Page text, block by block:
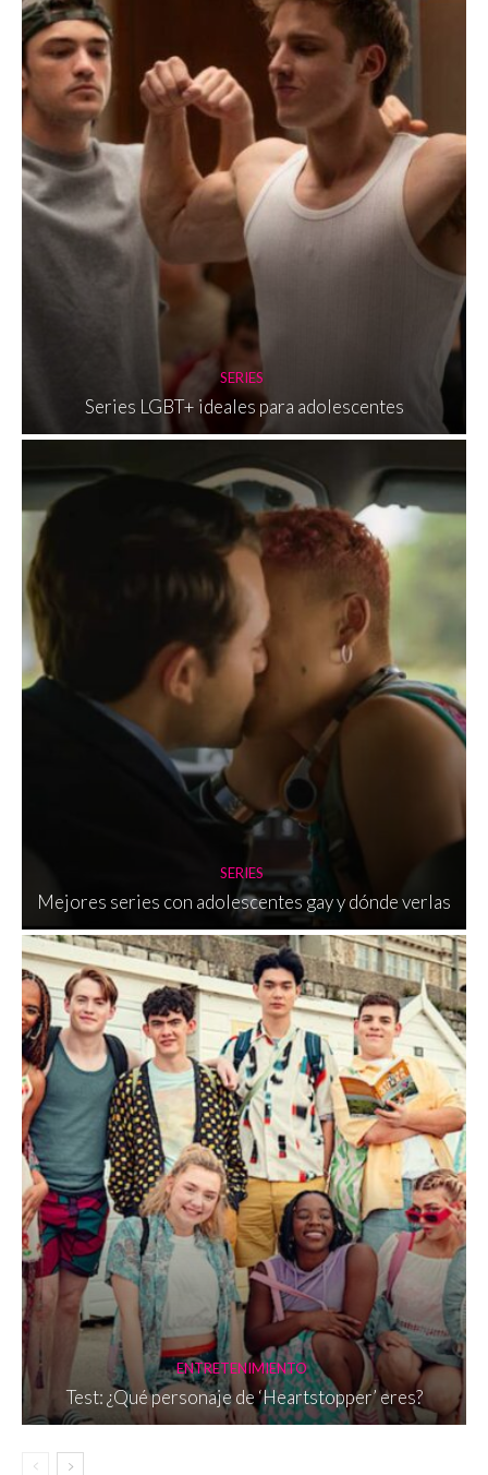
SERIES
Series LGBT+ ideales para adolescentes
SERIES
Mejores series con adolescentes gay y dónde verlas
ENTRETENIMIENTO
Test: ¿Qué personaje de ‘Heartstopper’ eres?